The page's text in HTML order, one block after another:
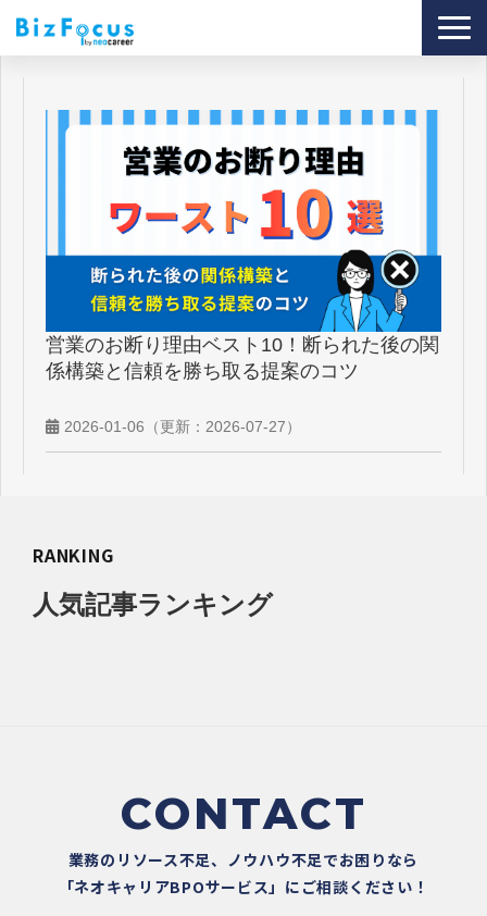
サービス
ブログ
セミナー
資料ダウンロード
営業のお断り理由ベスト10！断られた後の関
係構築と信頼を勝ち取る提案のコツ
2026-01-06 （更新： 2026-07-27）
RANKING
人気記事ランキング
CONTACT
業務のリソース不足、ノウハウ不足でお困りなら
「ネオキャリアBPOサービス」にご相談ください！